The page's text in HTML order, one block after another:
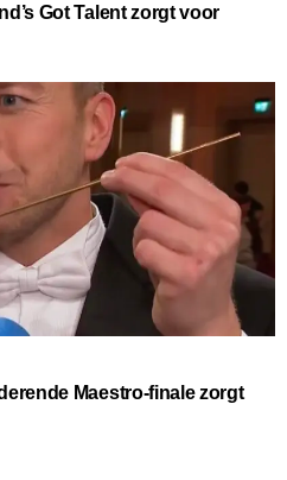
Got Talent zorgt voor
Maestro-finale zorgt